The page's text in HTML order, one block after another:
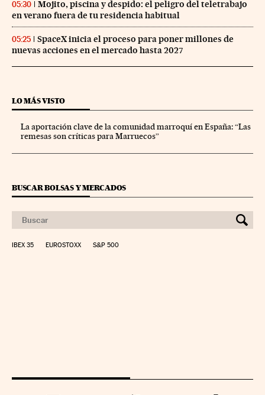
05:30
Mojito, piscina y despido: el peligro del teletrabajo
en verano fuera de tu residencia habitual
05:25
SpaceX inicia el proceso para poner millones de
nuevas acciones en el mercado hasta 2027
LO MÁS VISTO
La aportación clave de la comunidad marroquí en España: “Las
remesas son críticas para Marruecos”
BUSCAR BOLSAS Y MERCADOS
IBEX 35 EUROSTOXX S&P 500